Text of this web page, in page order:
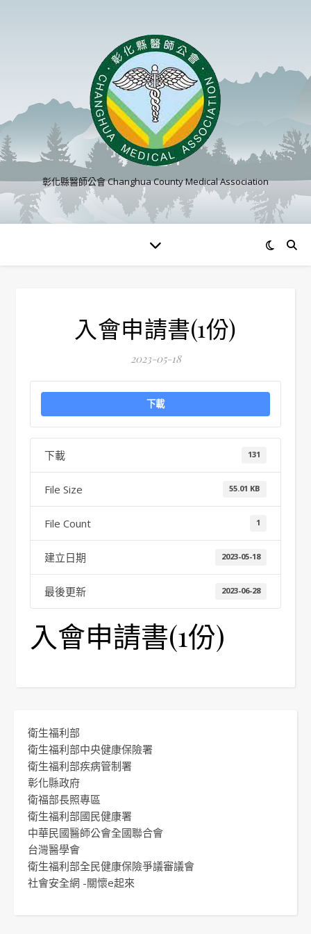
彰化縣醫師公會 Changhua County Medical Association
入會申請書(1份)
2023-05-18
下載
下載 131
File Size 55.01 KB
File Count 1
建立日期 2023-05-18
最後更新 2023-06-28
入會申請書(1份)
衛生福利部
衛生福利部中央健康保險署
衛生福利部疾病管制署
彰化縣政府
衛福部長照專區
衛生福利部國民健康署
中華民國醫師公會全國聯合會
台灣醫學會
衛生福利部全民健康保險爭議審議會
社會安全網 -關懷e起來